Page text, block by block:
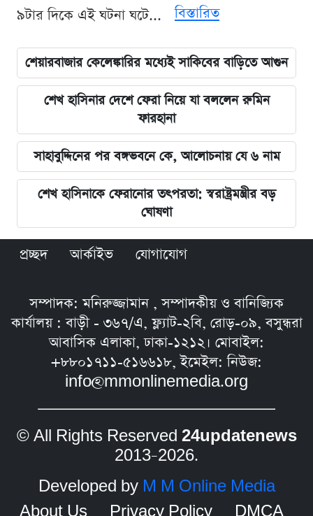
৯টার দিকে এই ঘটনা ঘটে...
বিস্তারিত
শেয়ারবাজার কেলেঙ্কারির মধ্যেই সাকিবের বাড়িতে আগুন
শেখ হাসিনার দেশে ফেরা নিয়ে যা বললেন রুমিন
ফারহানা
সাহাবুদ্দিনের পর বঙ্গভবনে কে, আলোচনায় যে ৬ নাম
শেখ হাসিনাকে ফেরানোর তৎপরতা: স্বরাষ্ট্রমন্ত্রীর বড়
ঘোষণা
প্রচ্ছদ আর্কাইভ যোগাযোগ
সম্পাদক: মনিরুজ্জামান , সম্পাদকীয় ও বানিজ্যিক
কার্যালয় : বাড়ী - ৩৬৭/এ, ফ্ল্যাট-২বি, রোড়-০৯, বসুন্ধরা
আবাসিক এলাকা, ঢাকা-১২১২। মোবাইল:
+৮৮০১৭১১-৫১৬৬১৮, ইমেইল: নিউজ:
info@mmonlinemedia.org
© All Rights Reserved 24updatenews
2013–2026.
Developed by M M Online Media